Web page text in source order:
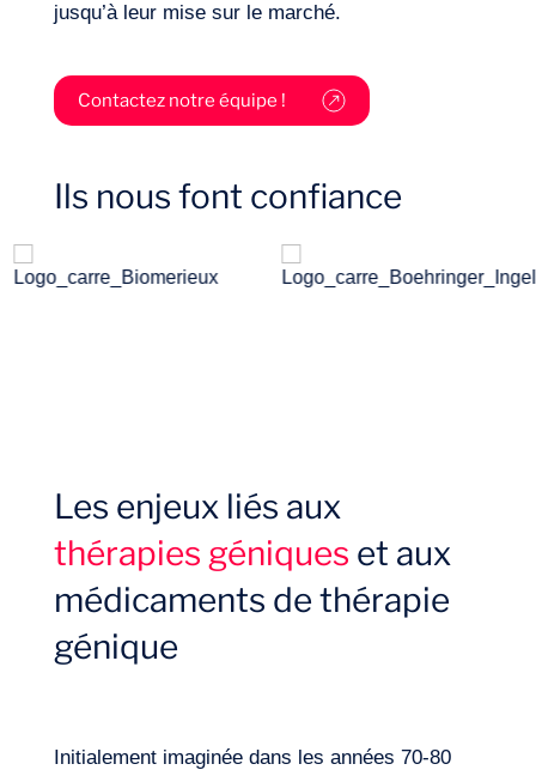
Missions
jusqu’à leur mise sur le marché.
Contactez notre équipe !
Ils nous font confiance
Les enjeux liés aux
thérapies géniques et aux
médicaments de thérapie
génique
Initialement imaginée dans les années 70-80